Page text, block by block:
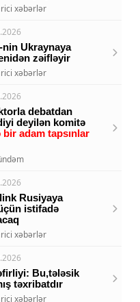
xəbərlər
nin Ukraynaya
zəifləyir
xəbərlər
debatdan
deyilən komitə
bir adam tapsınlar
Rusiyaya
istifadə
xəbərlər
Bu,tələsik
təxribatdır
xəbərlər